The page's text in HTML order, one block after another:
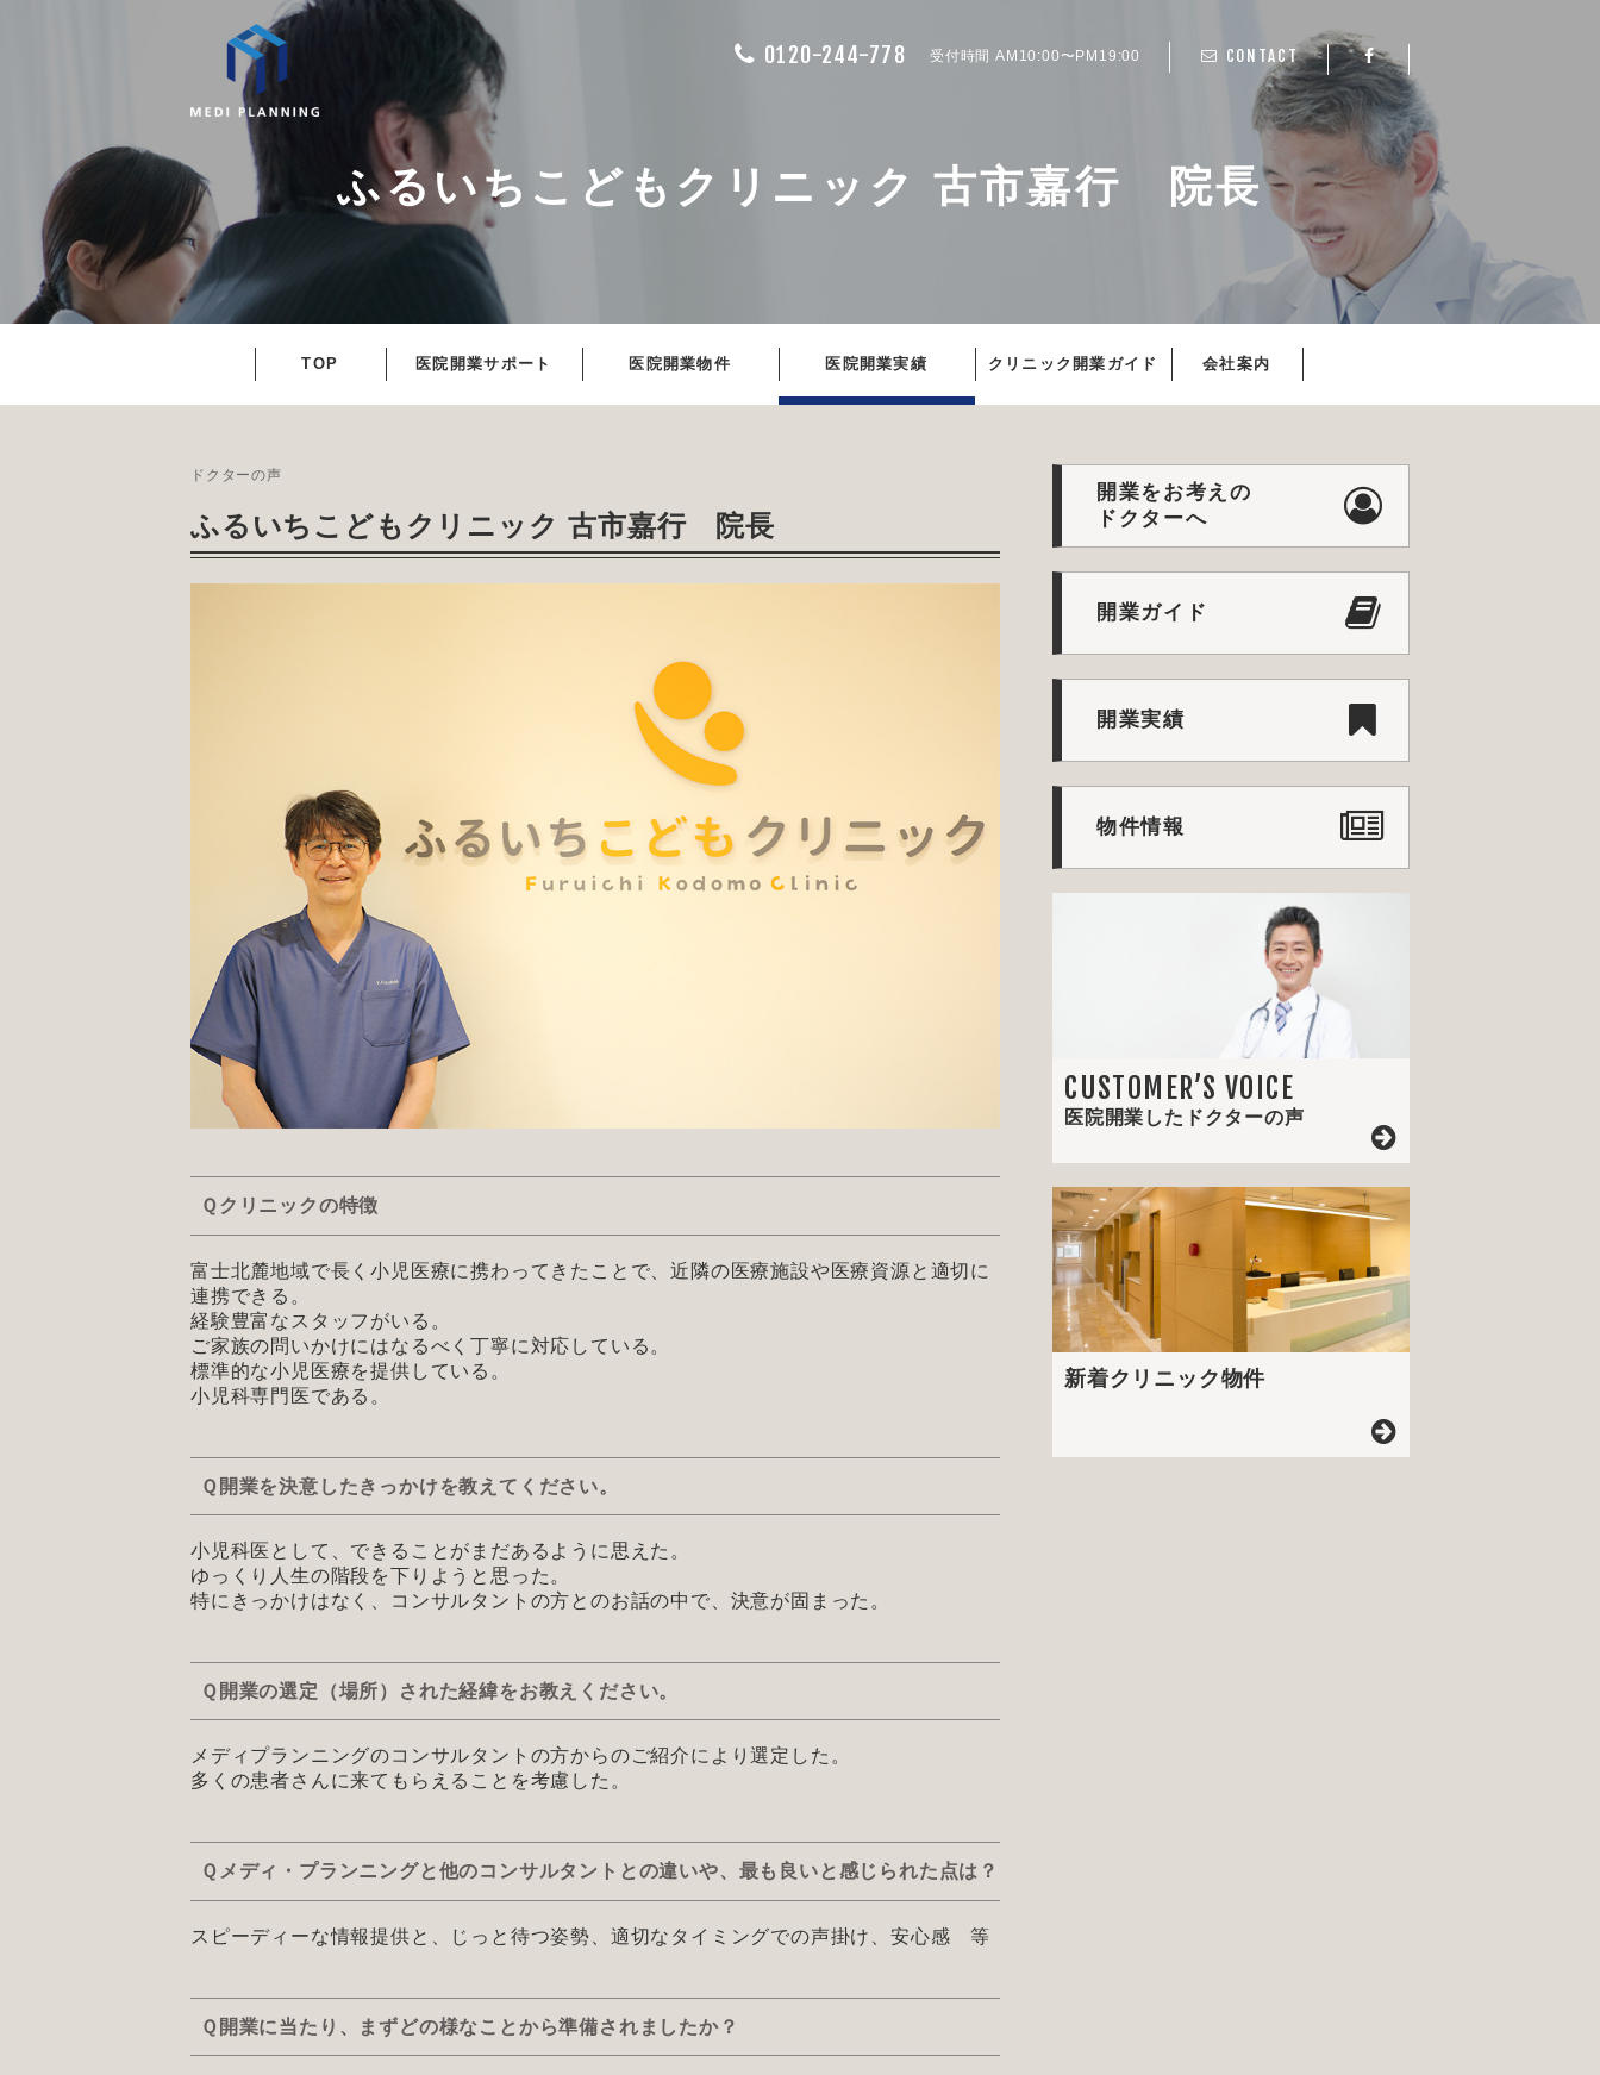
0120-244-778 受付時間 AM10:00〜PM19:00 CONTACT
ふるいちこどもクリニック 古市嘉行 院長
TOP 医院開業サポート 医院開業物件 医院開業実績 クリニック開業ガイド 会社案内
ドクターの声
ふるいちこどもクリニック 古市嘉行 院長
Ｑクリニックの特徴
富士北麓地域で長く小児医療に携わってきたことで、近隣の医療施設や医療資源と適切に
連携できる。
経験豊富なスタッフがいる。
ご家族の問いかけにはなるべく丁寧に対応している。
標準的な小児医療を提供している。
小児科専門医である。
Ｑ開業を決意したきっかけを教えてください。
小児科医として、できることがまだあるように思えた。
ゆっくり人生の階段を下りようと思った。
特にきっかけはなく、コンサルタントの方とのお話の中で、決意が固まった。
Ｑ開業の選定（場所）された経緯をお教えください。
メディプランニングのコンサルタントの方からのご紹介により選定した。
多くの患者さんに来てもらえることを考慮した。
Ｑメディ・プランニングと他のコンサルタントとの違いや、最も良いと感じられた点は？
スピーディーな情報提供と、じっと待つ姿勢、適切なタイミングでの声掛け、安心感 等
Ｑ開業に当たり、まずどの様なことから準備されましたか？
開業をお考えの
ドクターへ
開業ガイド
開業実績
物件情報
CUSTOMER’S VOICE
医院開業したドクターの声
新着クリニック物件